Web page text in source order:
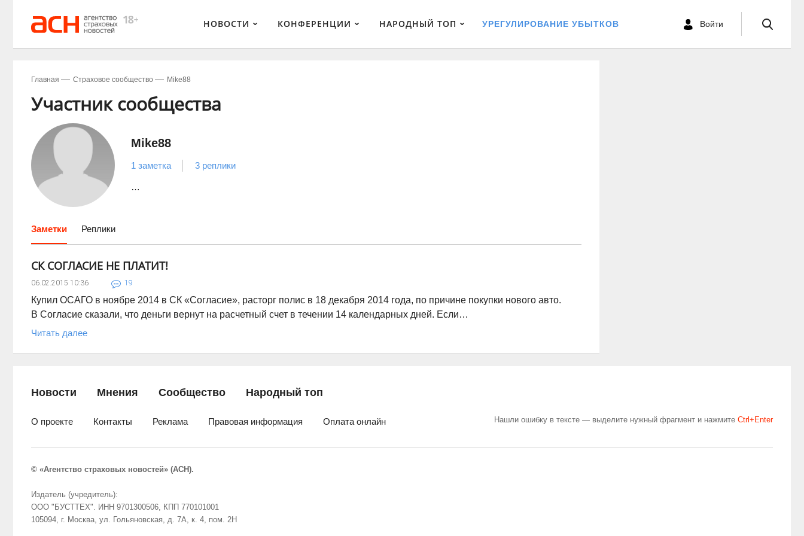
НОВОСТИ КОНФЕРЕНЦИИ НАРОДНЫЙ ТОП УРЕГУЛИРОВАНИЕ УБЫТКОВ Войти
Главная Страховое сообщество Mike88
Участник сообщества
Mike88
1 заметка 3 реплики
…
Заметки Реплики
СК СОГЛАСИЕ НЕ ПЛАТИТ!
06.02.2015 10:36 19
Купил ОСАГО в ноябре 2014 в СК «Согласие», расторг полис в 18 декабря 2014 года, по причине покупки нового авто.
В Согласие сказали, что деньги вернут на расчетный счет в течении 14 календарных дней. Если…
Читать далее
Новости Мнения Сообщество Народный топ
О проекте Контакты Реклама Правовая информация Оплата онлайн Нашли ошибку в тексте — выделите нужный фрагмент и нажмите Сtrl+Enter
© «Агентство страховых новостей» (АСН).
Издатель (учредитель):
ООО "БУСТТЕХ". ИНН 9701300506, КПП 770101001
105094, г. Москва, ул. Гольяновская, д. 7А, к. 4, пом. 2Н